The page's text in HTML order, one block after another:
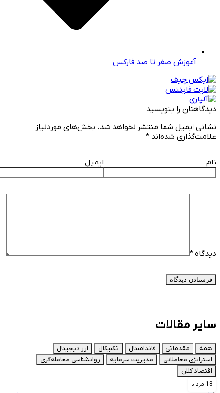
آموزش صفر تا صد فارکس
دیدگاهتان را بنویسید
نشانی ایمیل شما منتشر نخواهد شد. بخش‌های موردنیاز
علامت‌گذاری شده‌اند *
دیدگاه *
نام ایمیل
سایر مقالات
همه مقدماتی فاندامنتال تکنیکال
ارز دیجیتال
استراتژی معاملاتی
مدیریت سرمایه
روانشناسی معامله‌گری
اقتصاد کلان
18 مرداد